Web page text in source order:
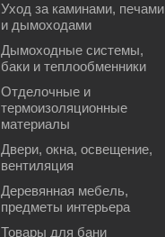
Уход за каминами, печами
и дымоходами
Дымоходные системы,
баки и теплообменники
Отделочные и
термоизоляционные
материалы
Двери, окна, освещение,
вентиляция
Деревянная мебель,
предметы интерьера
Товары для бани